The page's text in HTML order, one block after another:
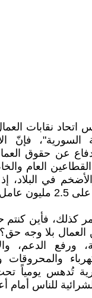
نقابات
السورية"، فإنّ
عن حقوق
العام
عامل.
كذلك، فأين
بلا وجه
ورفع الدعم،
والمحروقات
تُدهس يومياً تحت
للناس أمام